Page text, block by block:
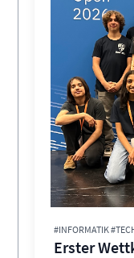
#INFORMATIK
Erster